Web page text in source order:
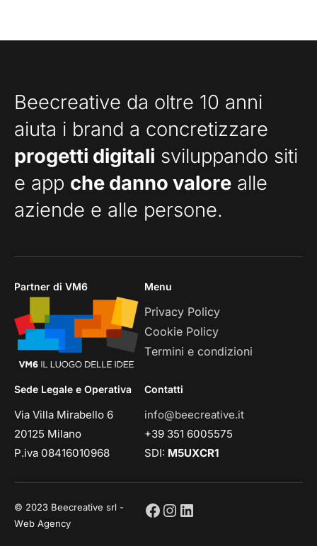
Beecreative da oltre 10 anni
aiuta i brand a concretizzare
progetti digitali sviluppando siti
e app che danno valore alle
aziende e alle persone.
Partner di VM6 Menu
Privacy Policy
Cookie Policy
Termini e condizioni
Sede Legale e Operativa
Via Villa Mirabello 6
20125 Milano
P.iva 08416010968
Contatti
info@beecreative.it
+39 351 6005575
SDI: M5UXCR1
© 2023 Beecreative srl -
Web Agency